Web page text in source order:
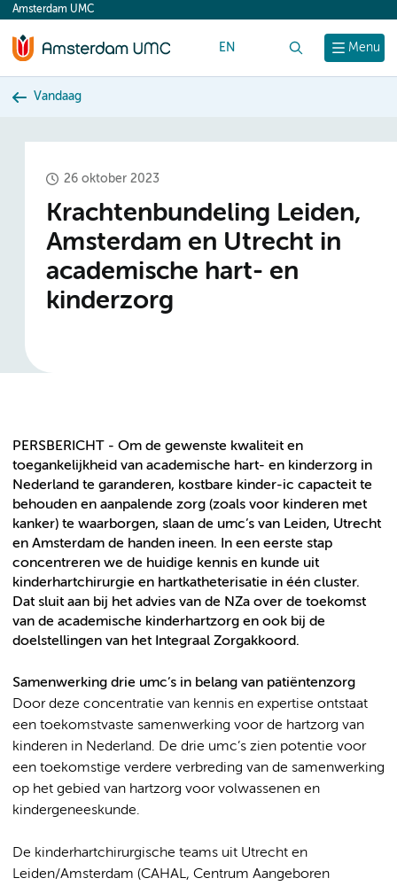
content
Menu
Amsterdam UMC
EN
Vandaag
26 oktober 2023
Krachtenbundeling Leiden,
Amsterdam en Utrecht in
academische hart- en
kinderzorg
PERSBERICHT - Om de gewenste kwaliteit en
toegankelijkheid van academische hart- en kinderzorg in
Nederland te garanderen, kostbare kinder-ic capacteit te
behouden en aanpalende zorg (zoals voor kinderen met
kanker) te waarborgen, slaan de umc’s van Leiden, Utrecht
en Amsterdam de handen ineen. In een eerste stap
concentreren we de huidige kennis en kunde uit
kinderhartchirurgie en hartkatheterisatie in één cluster.
Dat sluit aan bij het advies van de NZa over de toekomst
van de academische kinderhartzorg en ook bij de
doelstellingen van het Integraal Zorgakkoord.
Samenwerking drie umc’s in belang van patiëntenzorg
Door deze concentratie van kennis en expertise ontstaat
een toekomstvaste samenwerking voor de hartzorg van
kinderen in Nederland. De drie umc’s zien potentie voor
een toekomstige verdere verbreding van de samenwerking
op het gebied van hartzorg voor volwassenen en
kindergeneeskunde.
De kinderhartchirurgische teams uit Utrecht en
Leiden/Amsterdam (CAHAL, Centrum Aangeboren